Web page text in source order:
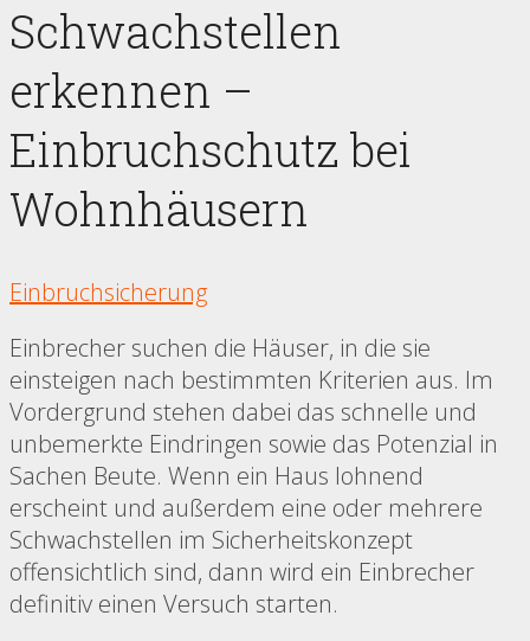
Schwachstellen
erkennen –
Einbruchschutz bei
Wohnhäusern
Einbruchsicherung
Einbrecher suchen die Häuser, in die sie
einsteigen nach bestimmten Kriterien aus. Im
Vordergrund stehen dabei das schnelle und
unbemerkte Eindringen sowie das Potenzial in
Sachen Beute. Wenn ein Haus lohnend
erscheint und außerdem eine oder mehrere
Schwachstellen im Sicherheitskonzept
offensichtlich sind, dann wird ein Einbrecher
definitiv einen Versuch starten.